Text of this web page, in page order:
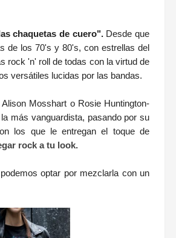
chaquetas de cuero". Desde que
de los 70's y 80's, con estrellas del
rock 'n' roll de todas con la virtud de
versátiles lucidas por las bandas.
Mosshart o Rosie Huntington-
más vanguardista, pasando por su
los que le entregan el toque de
rock a tu look.
optar por mezclarla con un